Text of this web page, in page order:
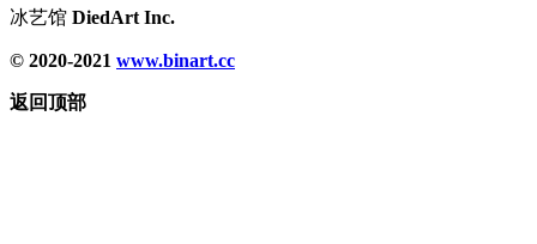
冰艺馆 DiedArt Inc.
© 2020-2021 www.binart.cc
返回顶部